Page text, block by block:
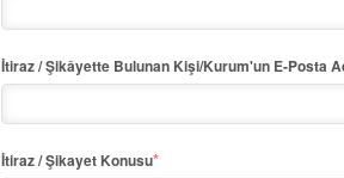
İtiraz / Şikâyette Bulunan Kişi/Kurum'un E-Posta
İtiraz / Şikayet Konusu*